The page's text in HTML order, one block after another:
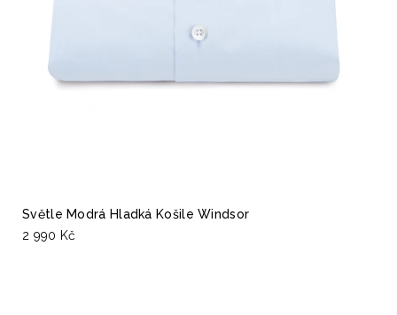
Světle Modrá Hladká Košile Windsor
2 990 Kč